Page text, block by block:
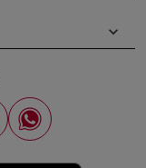
keyboard_arrow_down